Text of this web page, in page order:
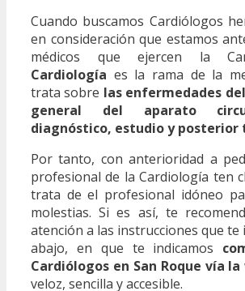
Cuando buscamos Cardiólogos
en consideración que estamos
médicos que ejercen la
Cardiología es la rama de la
trata sobre las enfermedades
general del aparato
diagnóstico, estudio y
Por tanto, con anterioridad a
profesional de la Cardiología ten
trata de el profesional idóneo
molestias. Si es así, te
atención a las instrucciones que te
abajo, en que te indicamos
Cardiólogos en San Roque vía la
veloz, sencilla y accesible.